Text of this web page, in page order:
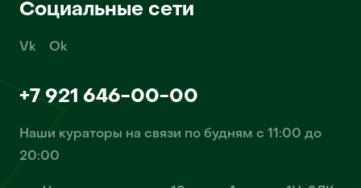
Социальные сети
Vk Ok
+7 921 646-00-00
Наши кураторы на связи по будням с 11:00 до
20:00